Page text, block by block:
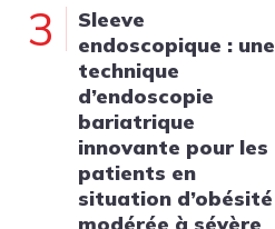
3
Sleeve
endoscopique : une
technique
d’endoscopie
bariatrique
innovante pour les
patients en
situation d’obésité